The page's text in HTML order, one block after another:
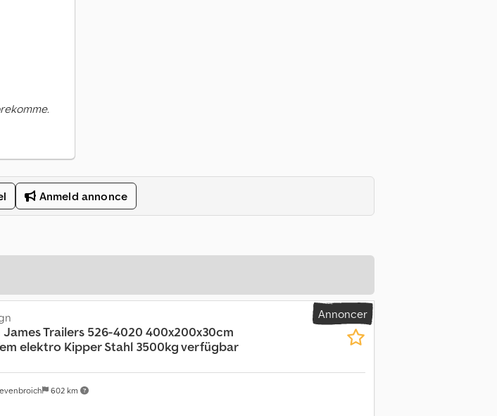
Anmeld annonce
Annoncer
602 km
James Trailers 526-4020 400x200x30cm
elektro Kipper Stahl 3500kg verfügbar